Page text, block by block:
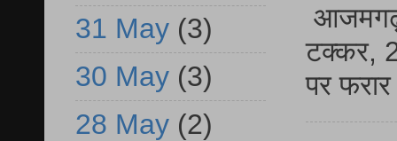
आजमगढ़
टक्कर,
पर
31 May (3)
30 May (3)
28 May (2)